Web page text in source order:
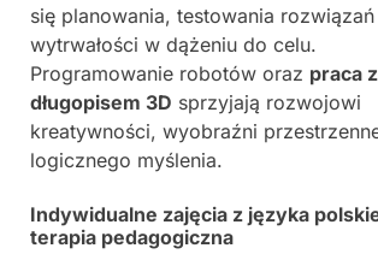
się planowania, testowania rozwiązań
wytrwałości w dążeniu do celu.
Programowanie robotów oraz praca z
długopisem 3D sprzyjają rozwojowi
kreatywności, wyobraźni
logicznego myślenia.
Indywidualne zajęcia z języka
terapia pedagogiczna